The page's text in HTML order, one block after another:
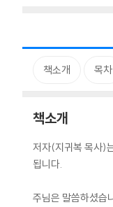
책소개 목차
책소개
저자(지귀복 목사)
됩니다.
주님은 말씀하셨습